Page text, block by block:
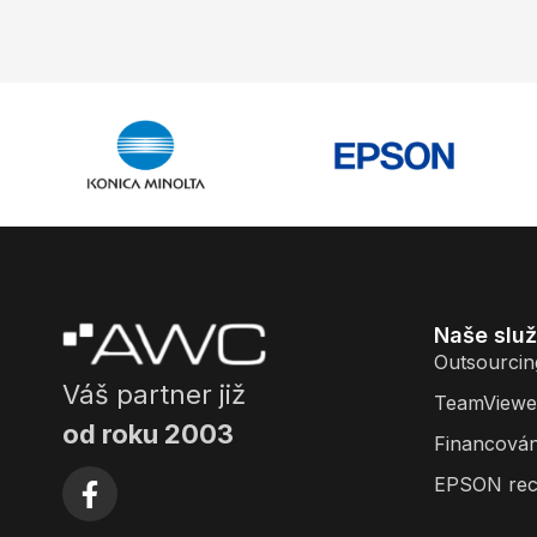
Váš partner již
od roku 2003
Naše
EPSON